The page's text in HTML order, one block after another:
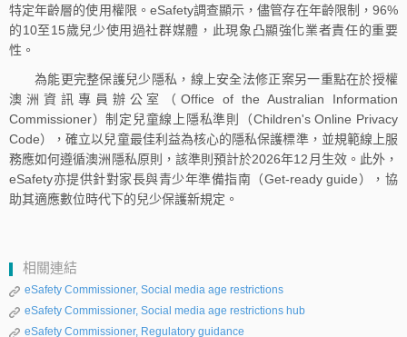
特定年齡層的使用權限。eSafety調查顯示，儘管存在年齡限制，96%
的10至15歲兒少使用過社群媒體，此現象凸顯強化業者責任的重要
性。
為能更完整保護兒少隱私，線上安全法修正案另一重點在於授權
澳洲資訊專員辦公室（Office of the Australian Information
Commissioner）制定兒童線上隱私準則（Children's Online Privacy
Code），確立以兒童最佳利益為核心的隱私保護標準，並規範線上服
務應如何遵循澳洲隱私原則，該準則預計於2026年12月生效。此外，
eSafety亦提供針對家長與青少年準備指南（Get-ready guide），協
助其適應數位時代下的兒少保護新規定。
相關連結
eSafety Commissioner, Social media age restrictions
eSafety Commissioner, Social media age restrictions hub
eSafety Commissioner, Regulatory guidance